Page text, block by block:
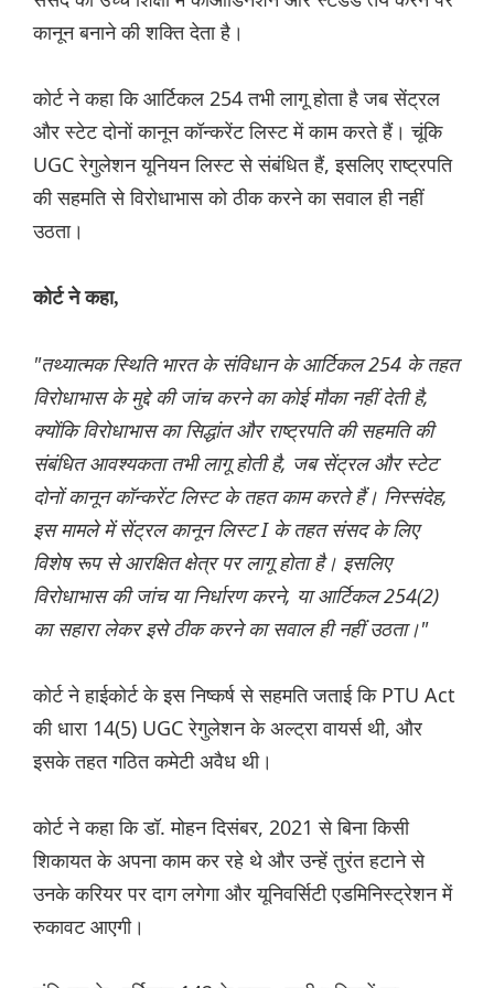
कानून बनाने की शक्ति देता है।
कोर्ट ने कहा कि आर्टिकल 254 तभी लागू होता है जब सेंट्रल
और स्टेट दोनों कानून कॉन्करेंट लिस्ट में काम करते हैं। चूंकि
UGC रेगुलेशन यूनियन लिस्ट से संबंधित हैं, इसलिए राष्ट्रपति
की सहमति से विरोधाभास को ठीक करने का सवाल ही नहीं
उठता।
कोर्ट ने कहा,
"तथ्यात्मक स्थिति भारत के संविधान के आर्टिकल 254 के तहत
विरोधाभास के मुद्दे की जांच करने का कोई मौका नहीं देती है,
क्योंकि विरोधाभास का सिद्धांत और राष्ट्रपति की सहमति की
संबंधित आवश्यकता तभी लागू होती है, जब सेंट्रल और स्टेट
दोनों कानून कॉन्करेंट लिस्ट के तहत काम करते हैं। निस्संदेह,
इस मामले में सेंट्रल कानून लिस्ट I के तहत संसद के लिए
विशेष रूप से आरक्षित क्षेत्र पर लागू होता है। इसलिए
विरोधाभास की जांच या निर्धारण करने, या आर्टिकल 254(2)
का सहारा लेकर इसे ठीक करने का सवाल ही नहीं उठता।"
कोर्ट ने हाईकोर्ट के इस निष्कर्ष से सहमति जताई कि PTU Act
की धारा 14(5) UGC रेगुलेशन के अल्ट्रा वायर्स थी, और
इसके तहत गठित कमेटी अवैध थी।
कोर्ट ने कहा कि डॉ. मोहन दिसंबर, 2021 से बिना किसी
शिकायत के अपना काम कर रहे थे और उन्हें तुरंत हटाने से
उनके करियर पर दाग लगेगा और यूनिवर्सिटी एडमिनिस्ट्रेशन में
रुकावट आएगी।